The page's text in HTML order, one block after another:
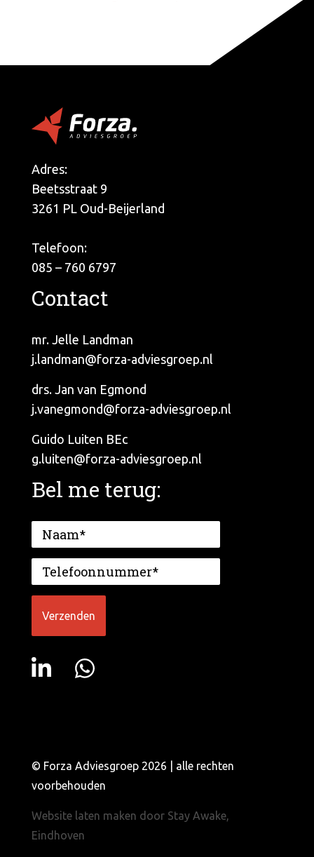
Adres:
Beetsstraat 9
3261 PL Oud-Beijerland
Telefoon:
085 – 760 6797
Contact
mr. Jelle Landman
j.landman@forza-adviesgroep.nl
drs. Jan van Egmond
j.vanegmond@forza-adviesgroep.nl
Guido Luiten BEc
g.luiten@forza-adviesgroep.nl
Bel me terug:
© Forza Adviesgroep 2026 | alle rechten
voorbehouden
Website laten maken door Stay Awake,
Eindhoven